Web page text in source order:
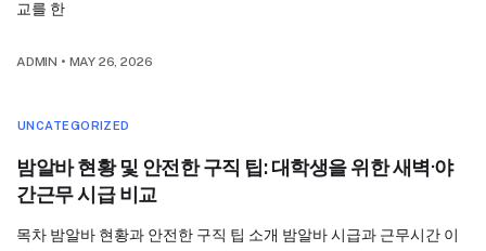
교를 한
ADMIN • MAY 26, 2026
UNCATEGORIZED
밤알바 현황 및 안전한 구직 팁: 대학생을 위한 새벽·야
간근무 시급 비교
목차 밤알바 현황과 안전한 구직 팁 소개 밤알바 시급과 근무시간 이